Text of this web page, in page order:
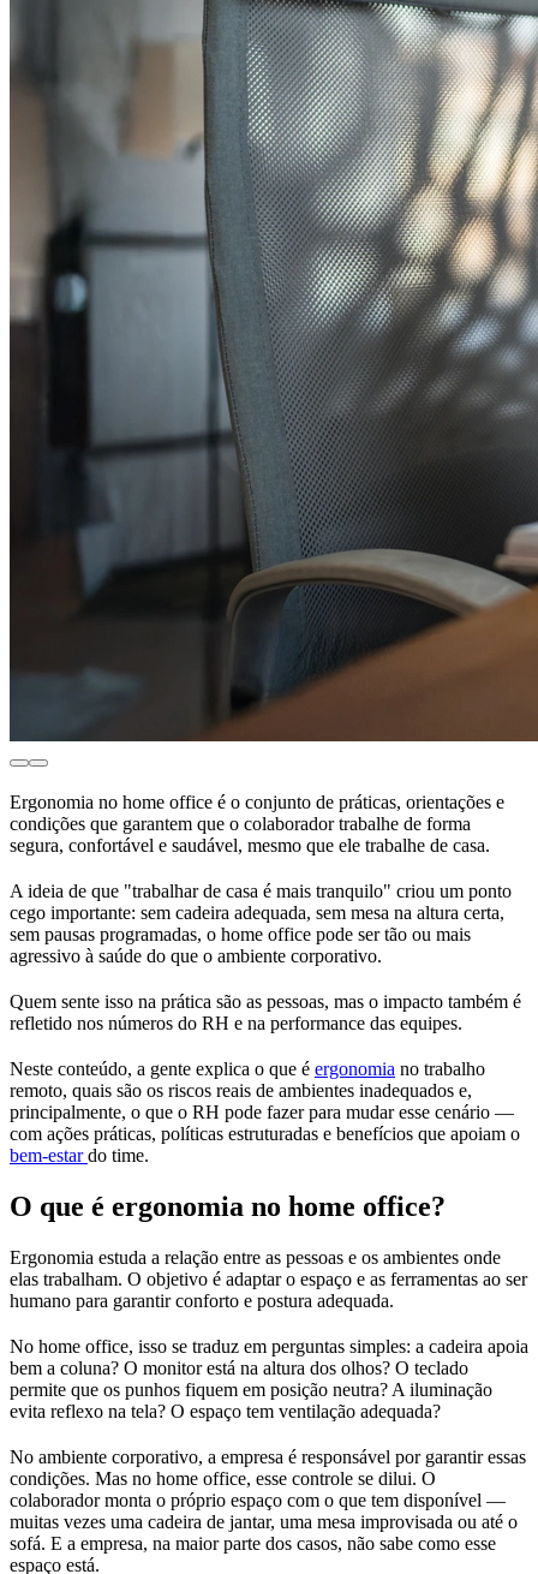
Ergonomia no home office é o conjunto de práticas, orientações e
condições que garantem que o colaborador trabalhe de forma
segura, confortável e saudável, mesmo que ele trabalhe de casa.
A ideia de que "trabalhar de casa é mais tranquilo" criou um ponto
cego importante: sem cadeira adequada, sem mesa na altura certa,
sem pausas programadas, o home office pode ser tão ou mais
agressivo à saúde do que o ambiente corporativo.
Quem sente isso na prática são as pessoas, mas o impacto também é
refletido nos números do RH e na performance das equipes.
Neste conteúdo, a gente explica o que é ergonomia no trabalho
remoto, quais são os riscos reais de ambientes inadequados e,
principalmente, o que o RH pode fazer para mudar esse cenário —
com ações práticas, políticas estruturadas e benefícios que apoiam o
bem-estardo time.
O que é ergonomia no home office?
Ergonomia estuda a relação entre as pessoas e os ambientes onde
elas trabalham. O objetivo é adaptar o espaço e as ferramentas ao ser
humano para garantir conforto e postura adequada.
No home office, isso se traduz em perguntas simples: a cadeira apoia
bem a coluna? O monitor está na altura dos olhos? O teclado
permite que os punhos fiquem em posição neutra? A iluminação
evita reflexo na tela? O espaço tem ventilação adequada?
No ambiente corporativo, a empresa é responsável por garantir essas
condições. Mas no home office, esse controle se dilui. O
colaborador monta o próprio espaço com o que tem disponível —
muitas vezes uma cadeira de jantar, uma mesa improvisada ou até o
sofá. E a empresa, na maior parte dos casos, não sabe como esse
espaço está.